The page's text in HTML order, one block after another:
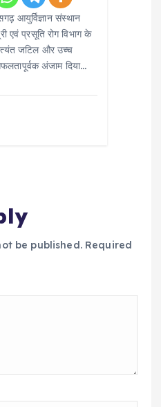
आयुर्विज्ञान संस्थान
एवं प्रसूति रोग विभाग के
जटिल और उच्च
अंजाम दिया…
be published. Required